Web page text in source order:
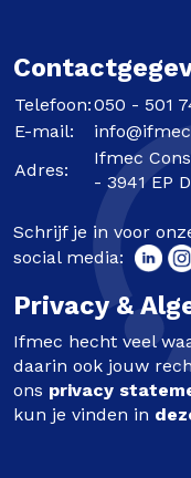
Telefoon:050 - 501
E-mail:
Adres:
Ifmec
- 3941 EP
Schrijf je in voor
social media:
Privacy &
Ifmec hecht veel
daarin ook jouw
ons privacy
kun je vinden in